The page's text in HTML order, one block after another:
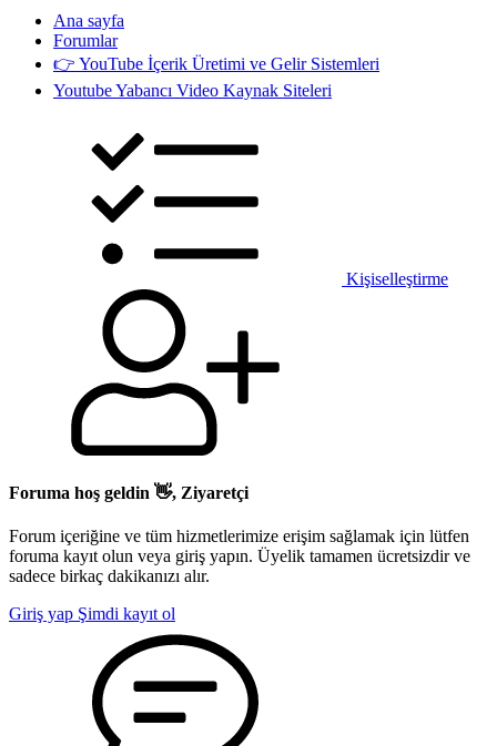
Ana sayfa
Forumlar
👉 YouTube İçerik Üretimi ve Gelir Sistemleri
Youtube Yabancı Video Kaynak Siteleri
Kişiselleştirme
Foruma hoş geldin 👋, Ziyaretçi
Forum içeriğine ve tüm hizmetlerimize erişim sağlamak için lütfen
foruma kayıt olun veya giriş yapın. Üyelik tamamen ücretsizdir ve
sadece birkaç dakikanızı alır.
Giriş yap Şimdi kayıt ol